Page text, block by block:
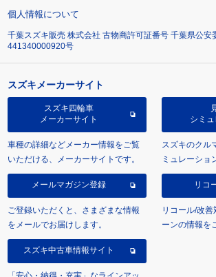
個人情報について
千葉スズキ販売 株式会社 古物商許可証番号 千葉県公安
441340000920号
スズキメーカーサイト
スズキ四輪車
メーカーサイト
車種の詳細などメーカー情報をご覧
いただける、メーカーサイトです。
シミ
スズキのクル
ミュレーショ
メールマガジン登録
ご登録いただくと、さまざまな情報
をメールでお届けします。
リコ
リコール/改
ーンの情報を
スズキ中古車情報サイト